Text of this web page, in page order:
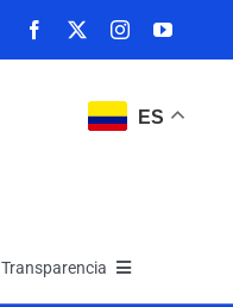
ES
Transparencia